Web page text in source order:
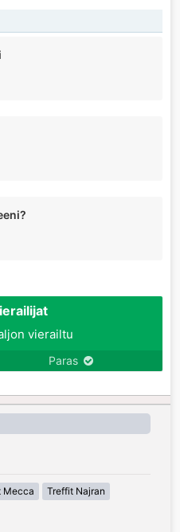
vierailtu
Paras
Mecca Treffit Najran